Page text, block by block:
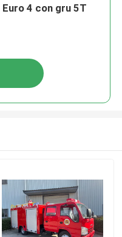
4 con gru 5T